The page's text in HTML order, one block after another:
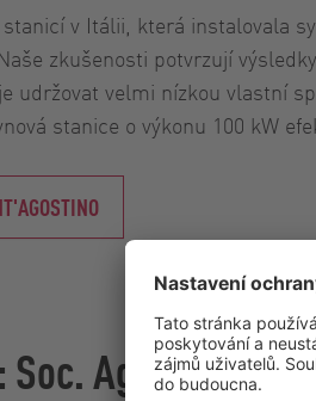
v Itálii, která instalovala
zkušenosti potvrzují
udržovat velmi nízkou vlastní
stanice o výkonu 100 kW
Agr.